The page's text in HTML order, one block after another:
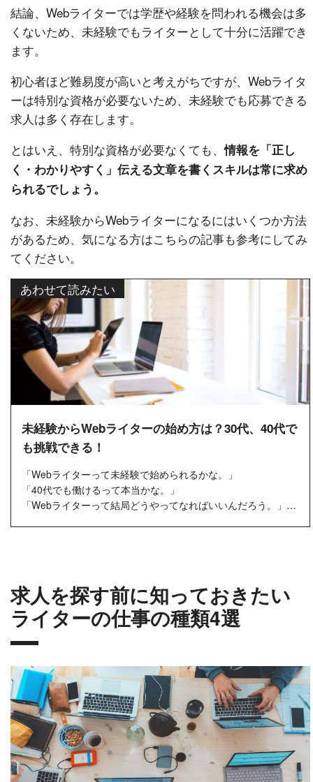
結論、Webライターでは学歴や経験を問われる機会は多
くないため、未経験でもライターとして十分に活躍でき
ます。
初心者ほど難易度が高いと考えがちですが、Webライタ
ーは特別な資格が必要ないため、未経験でも応募できる
求人は多く存在します。
とはいえ、特別な資格が必要なくても、情報を「正し
く・わかりやすく」伝える文章を書くスキルは常に求め
られるでしょう。
なお、未経験からWebライターになるにはいくつか方法
があるため、気になる方はこちらの記事も参考にしてみ
てください。
あわせて読みたい
未経験からWebライターの始め方は？30代、40代で
も挑戦できる！
「Webライターって未経験で始められるかな。」
「40代でも働けるって本当かな。」
「Webライターって結局どうやってなればいいんだろう。」
求人を探す前に知っておきたい
ライターの仕事の種類4選